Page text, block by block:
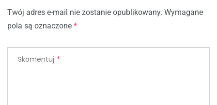
Twój adres e-mail nie zostanie opublikowany. Wymagane
pola są oznaczone *
Skomentuj *